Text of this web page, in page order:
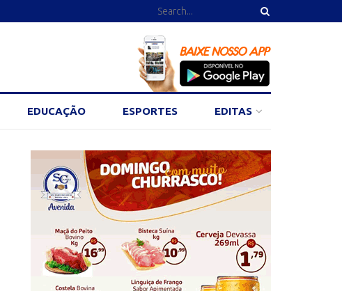
EDUCAÇÃO ESPORTES EDITAS